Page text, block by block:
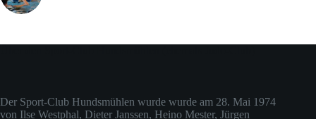
Der Sport-Club Hundsmühlen wurde wurde am 28. Mai 1974
von Ilse Westphal, Dieter Janssen, Heino Mester, Jürgen